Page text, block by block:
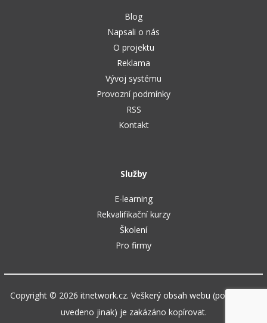
Blog
Napsali o nás
O projektu
Reklama
Vývoj systému
Provozní podmínky
RSS
Kontakt
Služby
E-learning
Rekvalifikační kurzy
Školení
Pro firmy
Copyright © 2026 itnetwork.cz. Veškerý obsah webu (pokud není
uvedeno jinak) je zakázáno kopírovat.